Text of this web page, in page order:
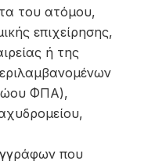
του ατόμου,
επιχείρησης,
ή της
ΦΠΑ),
που